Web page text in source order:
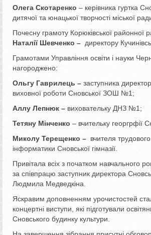
Олега Скотаренко – керівника гуртка
дитячої та юнацької творчості міської
Почесну грамоту Корюківської районної
Наталії Шевченко – директору
Грамотами Управління освіти і науки
нагороджено:
Ольгу Гаврилець – заступника
виховної роботи Сновської ЗОШ №1;
Аллу Лепнюк – виховательку ДНЗ №1;
Тетяну Мінченко – вчительку георгрфії
Миколу Терещенко – вчителя
інформатики Сновської гімназії.
Привітала всіх з початком навчального
за співпрацю заступник директора
Людмила Медведкіна.
Яскравим доповненням урочистостей
концертні виступи, які підготували
Сновського будинку культури.